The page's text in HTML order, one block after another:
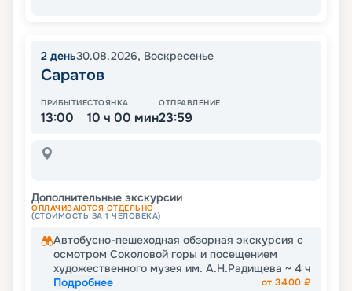
2 день30.08.2026, Воскресенье
Саратов
ПРИБЫТИЕ
13:00
СТОЯНКА
10 ч 00 мин
ОТПРАВЛЕНИЕ
23:59
Дополнительные экскурсии
ОПЛАЧИВАЮТСЯ ОТДЕЛЬНО
(СТОИМОСТЬ ЗА 1 ЧЕЛОВЕКА)
Автобусно-пешеходная обзорная экскурсия с
осмотром Соколовой горы и посещением
художественного музея им. А.Н.Радищева ~ 4 ч
Подробнее
от3400 ₽